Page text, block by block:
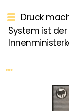
Druck
System ist